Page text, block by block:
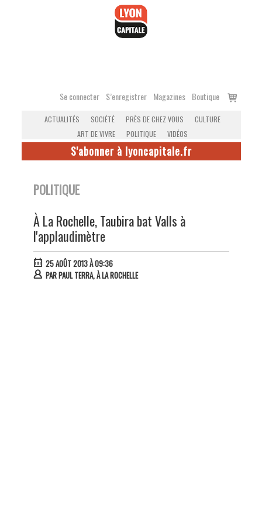
Se connecter S’enregistrer Magazines Boutique
Voir
ACTUALITÉS SOCIÉTÉ PRÈS DE CHEZ VOUS
CULTURE
ART DE VIVRE
POLITIQUE VIDÉOS
S'abonner à lyoncapitale.fr
POLITIQUE
À La Rochelle, Taubira bat Valls à
l'applaudimètre
25 AOÛT 2013 À 09:36
PARPAUL TERRA, À LA ROCHELLE